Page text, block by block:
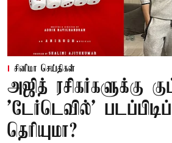
சினிமா செய்திகள்
அஜித் ரசிகர்களுக்கு
'டேர்டெவில்'
தெரியுமா?